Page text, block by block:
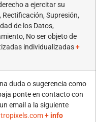
a ejercitar su
Rectificación, Supresión,
de los Datos,
No ser objeto de
individualizadas+
duda o sugerencia como
ponte en contacto con
email a la siguiente
+ info